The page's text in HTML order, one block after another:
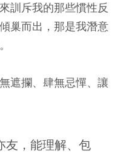
訓斥我的那些慣性反
巢而出，那是我潛意
遮攔、肆無忌憚、讓
友，能理解、包